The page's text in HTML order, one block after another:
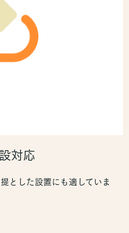
対応
とした設置にも適していま